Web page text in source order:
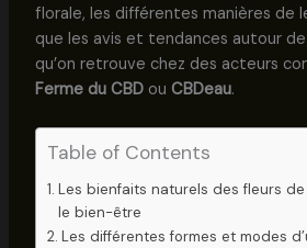
florale, les différentes manières de
que les avis et tendances autour
qu’on retrouve chez des acteurs
Ferme du CBDou CBDeau.
Table of Contents
Les bienfaits naturels des fleurs de
le bien-être
Les différentes formes et modes